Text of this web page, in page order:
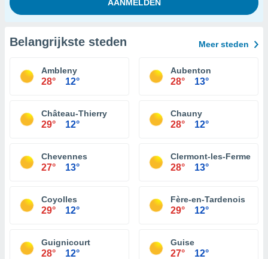
Belangrijkste steden Meer steden
Ambleny
28° 12°
Aubenton
28° 13°
Château-Thierry
29° 12°
Chauny
28° 12°
Chevennes
27° 13°
Clermont-les-Fermes
28° 13°
Coyolles
29° 12°
Fère-en-Tardenois
29° 12°
Guignicourt
28° 12°
Guise
27° 12°